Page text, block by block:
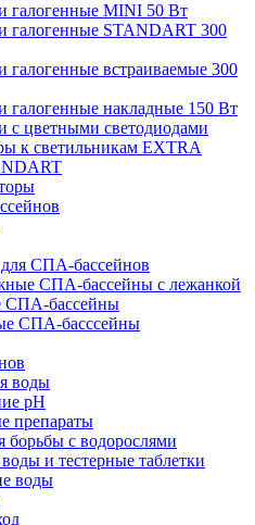
галогенные MINI 50 Вт
галогенные STANDART 300
галогенные встраиваемые 300
галогенные накладные 150 Вт
с цветными светодиодами
к светильникам EXTRA
СПА-бассейнов
СПА-бассейны с лежанкой
СПА-бассейны
СПА-басссейны
воды
pH
препараты
борьбы с водорослями
и тестерные таблетки
воды